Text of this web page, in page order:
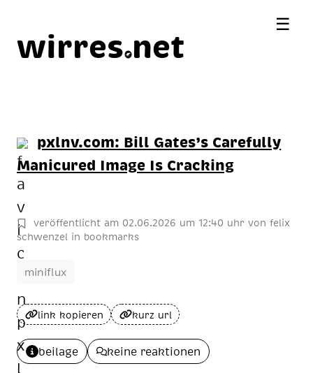
wirres net
pxlnv.com: Bill Gates’s Carefully
Manicured Image Is Cracking
veröffentlicht am 02 06 2026 um 12:40 uhr vonfelix
schwenzel in bookmarks
miniflux
link kopieren kurz url
beilage keine reaktionen
☰